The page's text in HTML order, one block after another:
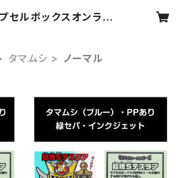
セルボックスオンライ
タマムシ ノーマル